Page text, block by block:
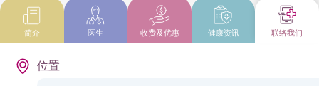
简介 医生 收费及优惠 健康资讯 联络我们
位置